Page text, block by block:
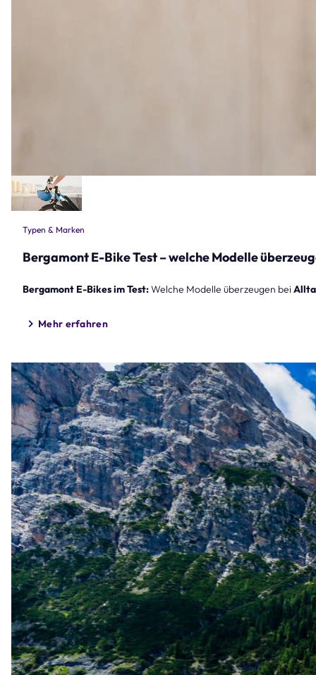
Typen & Marken
Bergamont E-Bike Test – welche Modelle
Bergamont E-Bikes im Test:Welche Modelle überzeugen bei
Mehr erfahren